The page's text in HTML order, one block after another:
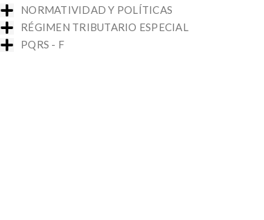
NORMATIVIDAD Y POLÍTICAS
RÉGIMEN TRIBUTARIO ESPECIAL
PQRS - F